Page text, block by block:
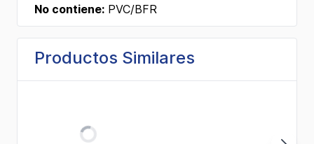
No contiene: PVC/BFR
Productos Similares